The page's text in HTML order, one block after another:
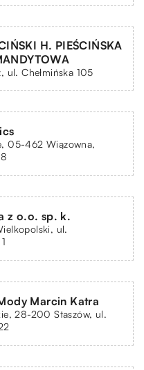
H. PIEŚCIŃSKA
ul. Chełmińska 105
05-462 Wiązowna,
z o.o. sp. k.
ul.
Marcin Katra
28-200 Staszów, ul.